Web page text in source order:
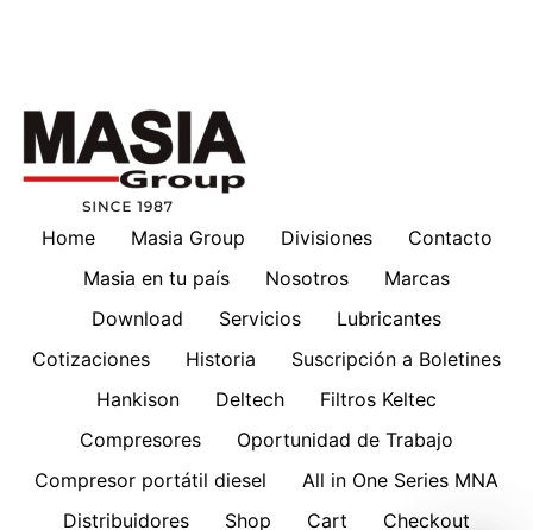
Home Masia Group Divisiones
Contacto
Masia en tu país
Nosotros
Marcas
Download
Servicios
Lubricantes
Cotizaciones
Historia
Suscripción a Boletines
Hankison
Deltech
Filtros Keltec
Compresores
Oportunidad de Trabajo
Compresor portátil diesel
All in One Series MNA
Distribuidores
Shop Cart Checkout